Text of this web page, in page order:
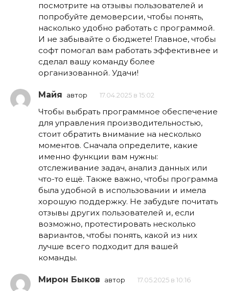
посмотрите на отзывы пользователей и
попробуйте демоверсии, чтобы понять,
насколько удобно работать с программой.
И не забывайте о бюджете! Главное, чтобы
софт помогал вам работать эффективнее и
сделал вашу команду более
организованной. Удачи!
Майя автор 17.04.2025 в 15:02
Чтобы выбрать программное обеспечение
для управления производительностью,
стоит обратить внимание на несколько
моментов. Сначала определите, какие
именно функции вам нужны:
отслеживание задач, анализ данных или
что-то ещё. Также важно, чтобы программа
была удобной в использовании и имела
хорошую поддержку. Не забудьте почитать
отзывы других пользователей и, если
возможно, протестировать несколько
вариантов, чтобы понять, какой из них
лучше всего подходит для вашей
команды.
Мирон Быков автор 17.05.2025 в 10:16